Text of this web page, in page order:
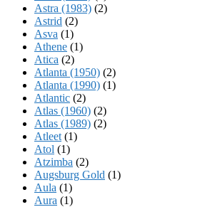
Astra (1983) (2)
Astrid (2)
Asva (1)
Athene (1)
Atica (2)
Atlanta (1950) (2)
Atlanta (1990) (1)
Atlantic (2)
Atlas (1960) (2)
Atlas (1989) (2)
Atleet (1)
Atol (1)
Atzimba (2)
Augsburg Gold (1)
Aula (1)
Aura (1)